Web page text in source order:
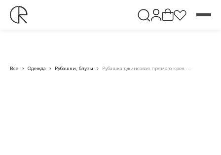
Все Одежда Рубашки, блузы Рубашка джинсовая прямого кроя «0089»